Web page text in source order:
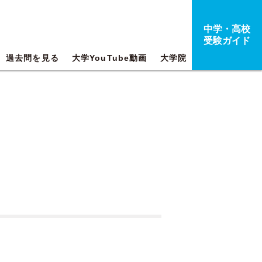
過去問を見る 大学YouTube動画 大学院
中学・高校
受験ガイド